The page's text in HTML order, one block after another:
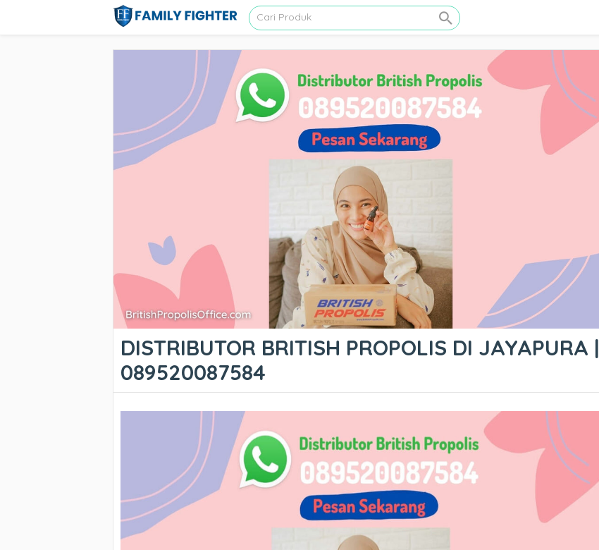
DISTRIBUTOR BRITISH PROPOLIS DI JAYAPURA |
089520087584